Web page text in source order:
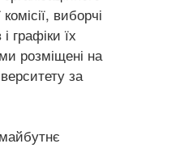
виборчі
графіки їх
розміщені на
за